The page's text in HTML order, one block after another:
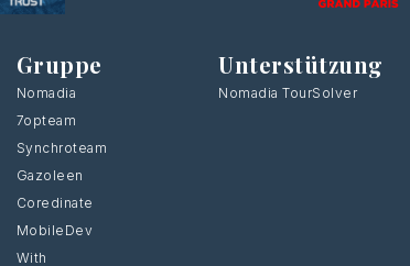
Gruppe
Nomadia
7opteam
Synchroteam
Gazoleen
Coredinate
MobileDev
With
Unterstützung
Nomadia TourSolver